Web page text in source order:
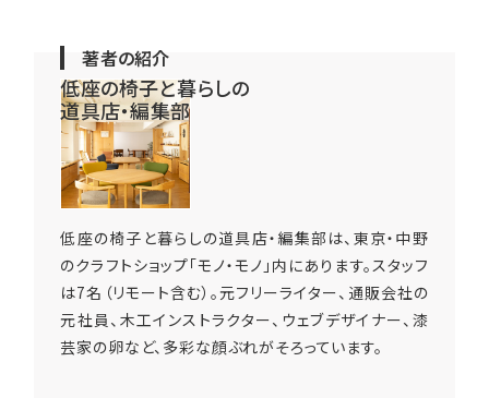
著者の紹介
低座の椅子と暮らしの
道具店・編集部
低座の椅子と暮らしの道具店・編集部は、東京・中野
のクラフトショップ「モノ・モノ」内にあります。スタッフ
は7名（リモート含む）。元フリーライター、通販会社の
元社員、木工インストラクター、ウェブデザイナー、漆
芸家の卵など、多彩な顔ぶれがそろっています。